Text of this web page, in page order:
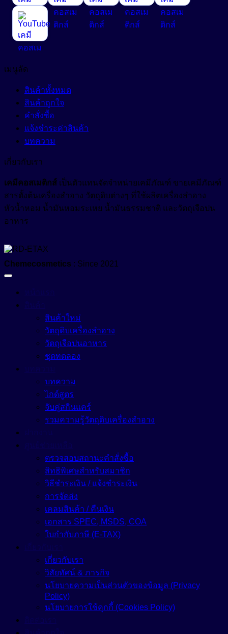
เมนูลัด
สินค้าทั้งหมด
สินค้าถูกใจ
คำสั่งซื้อ
แจ้งชำระค่าสินค้า
บทความ
เกี่ยวกับเรา
เคมีคอสเมติกส์ เป็นตัวแทนจัดจำหน่ายเคมีภัณฑ์ ขายเคมีภัณฑ์
สารตั้งต้นเครื่องสำอาง วัตถุดิบต่างๆ ที่ใช้ผลิตเครื่องสำอาง
หัวน้ำหอม น้ำมันหอมระเหย น้ำมันธรรมชาติ และวัตถุเจือปน
อาหาร
Chemecosmetics : Since 2021
สินค้าใหม่
วัตถุดิบเครื่องสำอาง
วัตถุเจือปนอาหาร
ชุดทดลอง
บทความ
ไกด์สูตร
จับคู่สกินแคร์
รวมความรู้วัตถุดิบเครื่องสำอาง
ตรวจสอบสถานะคำสั่งซื้อ
สิทธิพิเศษสำหรับสมาชิก
วิธีชำระเงิน / แจ้งชำระเงิน
การจัดส่ง
เคลมสินค้า / คืนเงิน
เอกสาร SPEC, MSDS, COA
ใบกำกับภาษี (E-TAX)
เกี่ยวกับเรา
วิสัยทัศน์ & ภารกิจ
นโยบายความเป็นส่วนตัวของข้อมูล (Privacy
Policy)
นโยบายการใช้คุกกี้ (Cookies Policy)